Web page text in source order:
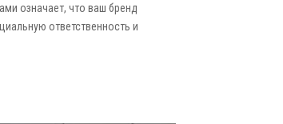
означает, что ваш бренд
ответственность и